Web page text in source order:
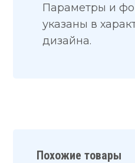
Параметры и
указаны в
дизайна.
Похожие товары